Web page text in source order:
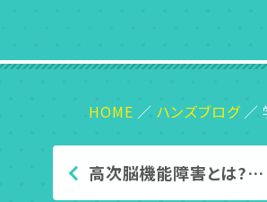
HOME ハンズブログ
高次脳機能障害とは?…